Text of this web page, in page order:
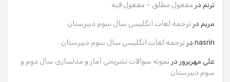
ترنم در مفعول مطلق – مفعول فیه
مریم در ترجمه لغات انگلیسی سال سوم دبیرستان
nasrin در ترجمه لغات انگلیسی سال سوم دبیرستان
علی مهرپرور در نمونه سوالات تشریحی آمار و مدلسازی سال دوم و
سوم دبیرستان
ایمیل